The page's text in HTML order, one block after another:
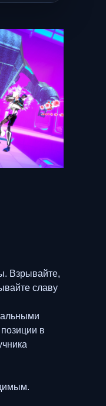
Взрывайте,
славу
в